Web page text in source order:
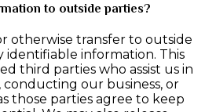
to outside parties?
otherwise transfer to outside
identifiable information. This
third parties who assist us in
our business, or
those parties agree to keep